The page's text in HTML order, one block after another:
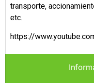
transporte,
etc.
https://